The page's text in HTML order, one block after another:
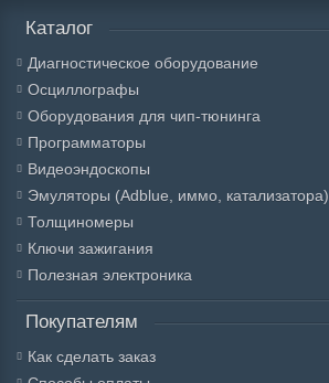
Каталог
Диагностическое оборудование
Осциллографы
Оборудования для чип-тюнинга
Программаторы
Видеоэндоскопы
Эмуляторы (Adblue, иммо, катализатора)
Толщиномеры
Ключи зажигания
Полезная электроника
Покупателям
Как сделать заказ